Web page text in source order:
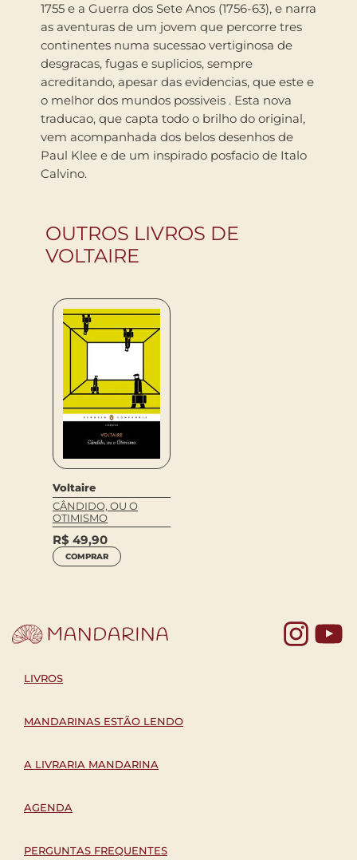
1755 e a Guerra dos Sete Anos (1756-63), e narra
as aventuras de um jovem que percorre tres
continentes numa sucessao vertiginosa de
desgracas, fugas e suplicios, sempre
acreditando, apesar das evidencias, que este e
o melhor dos mundos possiveis . Esta nova
traducao, que capta todo o brilho do original,
vem acompanhada dos belos desenhos de
Paul Klee e de um inspirado posfacio de Italo
Calvino.
OUTROS LIVROS DE
VOLTAIRE
Voltaire
CÂNDIDO, OU O
OTIMISMO
R$ 49,90
COMPRAR
LIVROS
MANDARINAS ESTÃO LENDO
A LIVRARIA MANDARINA
AGENDA
PERGUNTAS FREQUENTES